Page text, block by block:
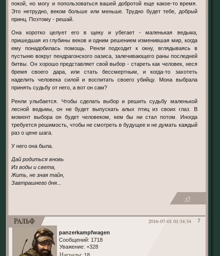
покой, но могу и попользоваться вашей добротой еще какое-то время.
Это нетрудно, веком больше или меньше. Трудно будет тебе, добрый
принц. Поэтому - решай.
Она коротко целует его в щеку и убегает - маленькая ведьма,
пришедшая из глубины веков и одним решением изменившая мир, когда
ему понадобилась помощь. Ренли подходит к окну, вглядываясь в
пустыню вокруг пендрагонского оазиса, залечивающего раны последней
битвы. Он хорошо представляет свой выбор - стареть как человек, неся
бремя своего дара, или стать бессмертным, и когда-то захотеть
наделить человека силой и воспитать своего убийцу. Мона выбрала
принять судьбу от него, а вот он сам?
Ренли улыбается. Чтобы сделать выбор и решить судьбу маленькой
лесной ведьмы, он не будет выпускать алых птиц из своих глаз. В
момент выбора он будет человеком, кем бы ни стал потом. Иногда
требуется решимость, чтобы не смотреть в будущее и не думать каждый
раз о цене шага.
У него она была.
Дай родиться вновь
Из воды и света,
Жить, не зная тайн,
Завтрашнего дня...
+5
7
2016-07-01 01:34:34
Ральф
panzerkampfwagen
Сообщений: 1718
Уважение: +328